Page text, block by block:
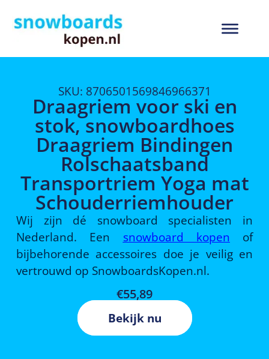
SKU: 8706501569846966371
Draagriem voor ski en
stok, snowboardhoes
Draagriem Bindingen
Rolschaatsband
Transportriem Yoga mat
Schouderriemhouder
Wij zijn dé snowboard specialisten in
Nederland. Een snowboard kopen of
bijbehorende accessoires doe je veilig en
vertrouwd op SnowboardsKopen.nl.
€55,89
Bekijk nu